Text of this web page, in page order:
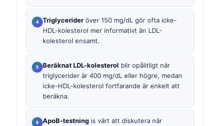
Triglycerider över 150 mg/dL gör ofta icke-
HDL-kolesterol mer informativt än LDL-
kolesterol ensamt.
Beräknat LDL-kolesterol blir opålitligt när
triglycerider är 400 mg/dL eller högre, medan
icke-HDL-kolesterol fortfarande är enkelt att
beräkna.
ApoB-testning is värt att diskutera när